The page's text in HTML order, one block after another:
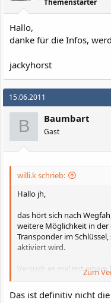
Hallo,
danke für die Infos,
jackyhorst
15.06.2011
B Baumbart
Gast
willi.k schrieb:
Hallo jh,
das hört sich nach
weitere Möglichkeit in
Transponder im
aktiviert wird.
Versuch es mal mit einem
nochmals ins Display, ob
Zum
Das ist definitiv nicht